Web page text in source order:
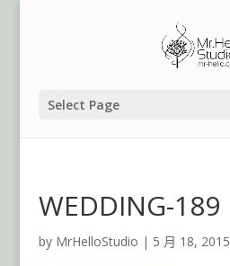
Select Page
WEDDING-189
by MrHelloStudio | 5 月 18, 2015